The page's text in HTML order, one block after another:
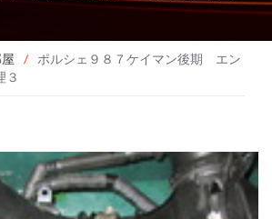
/
ポルシェ９８７ケイマン後期 エン
３